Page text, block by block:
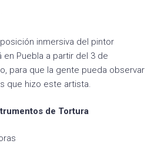
inmersiva del pintor
Puebla a partir del 3 de
para que la gente pueda observar
que hizo este artista.
de Tortura